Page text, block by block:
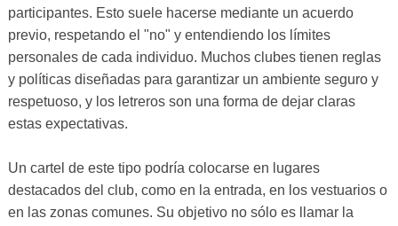
participantes. Esto suele hacerse mediante un acuerdo
previo, respetando el "no" y entendiendo los límites
personales de cada individuo. Muchos clubes tienen reglas
y políticas diseñadas para garantizar un ambiente seguro y
respetuoso, y los letreros son una forma de dejar claras
estas expectativas.
Un cartel de este tipo podría colocarse en lugares
destacados del club, como en la entrada, en los vestuarios o
en las zonas comunes. Su objetivo no sólo es llamar la